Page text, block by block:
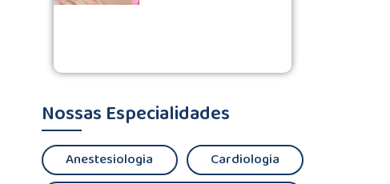
Nossas Especialidades
Anestesiologia
Cardiologia